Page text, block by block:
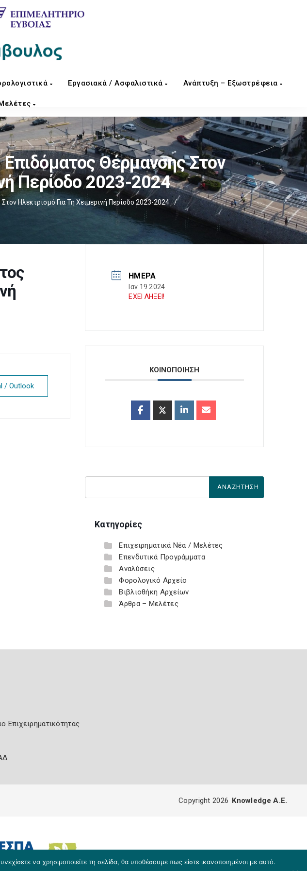
Εργασιακά / Ασφαλιστικά Ανάπτυξη – Εξωστρέφεια
Θέρμανσης Στον
Περίοδο 2023-2024
Ηλεκτρισμό Για Τη Χειμερινή Περίοδο 2023-2024 /
/ Outlook
ΗΜΈΡΑ
Ιαν 19 2024
ΕΧΕΙ ΛΗΞΕΙ!
ΚΟΙΝΟΠΟΙΗΣΗ
Κατηγορίες
Επιχειρηματικά Νέα / Μελέτες
Επενδυτικά Προγράμματα
Αναλύσεις
Φορολογικό Αρχείο
Βιβλιοθήκη Αρχείων
Άρθρα – Μελέτες
Επιχειρηματικότητας
να χρησιμοποιείτε τη σελίδα, θα υποθέσουμε πως είστε ικανοποιημένοι με αυτό.
Copyright 2026 Knowledge A.E.